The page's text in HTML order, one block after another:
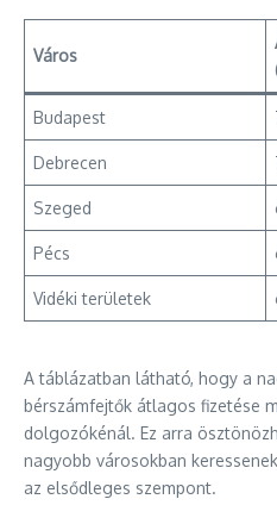
Város
Budapest
Debrecen
Szeged
Pécs
Vidéki területek
A táblázatban látható, hogy a
bérszámfejtők átlagos fizetése
dolgozókénál. Ez arra
nagyobb városokban
az elsődleges szempont.